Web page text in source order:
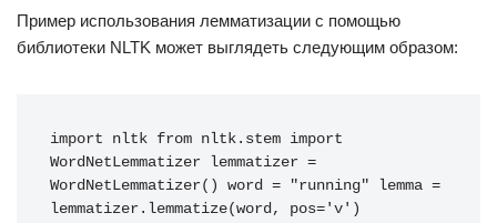
Пример использования лемматизации с помощью
библиотеки NLTK может выглядеть следующим образом:
import nltk from nltk.stem import
WordNetLemmatizer lemmatizer =
WordNetLemmatizer() word = "running" lemma =
lemmatizer.lemmatize(word, pos='v')